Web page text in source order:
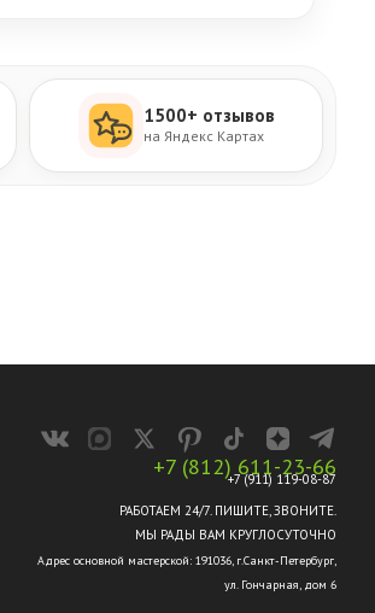
1500+ отзывов
на Яндекс Картах
+7 (812) 611-23-66
+7 (911) 119-08-87
РАБОТАЕМ 24/7. ПИШИТЕ, ЗВОНИТЕ.
МЫ РАДЫ ВАМ КРУГЛОСУТОЧНО
Адрес основной мастерской: 191036, г.Санкт-Петербург,
ул. Гончарная, дом 6